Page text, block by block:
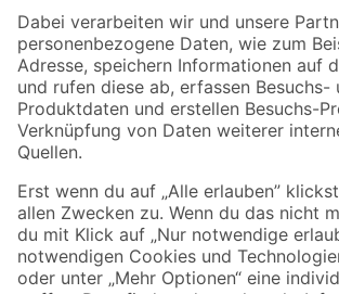
Zahlungsarten Versandarten
Sicher einkaufen
Jetzt die toom-App herunterladen